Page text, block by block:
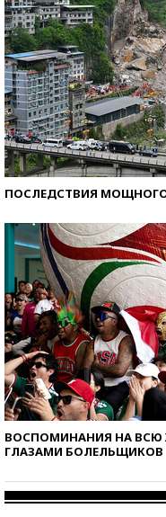
ПОСЛЕДСТВИЯ
ВОСПОМИНАНИЯ НА
ГЛАЗАМИ БОЛЕЛЬЩИКОВ